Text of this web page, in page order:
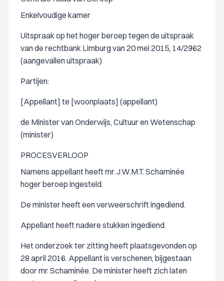
Enkelvoudige kamer
Uitspraak op het hoger beroep tegen de uitspraak
van de rechtbank Limburg van 20 mei 2015, 14/2962
(aangevallen uitspraak)
Partijen:
[Appellant] te [woonplaats] (appellant)
de Minister van Onderwijs, Cultuur en Wetenschap
(minister)
PROCESVERLOOP
Namens appellant heeft mr. J.W.M.T. Schaminée
hoger beroep ingesteld.
De minister heeft een verweerschrift ingediend.
Appellant heeft nadere stukken ingediend.
Het onderzoek ter zitting heeft plaatsgevonden op
28 april 2016. Appellant is verschenen, bijgestaan
door mr. Schaminée. De minister heeft zich laten